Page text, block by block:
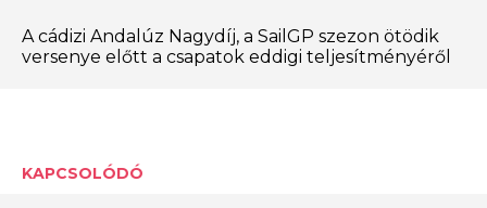
A cádizi Andalúz Nagydíj, a SailGP szezon ötödik
versenye előtt a csapatok eddigi teljesítményéről
KAPCSOLÓDÓ